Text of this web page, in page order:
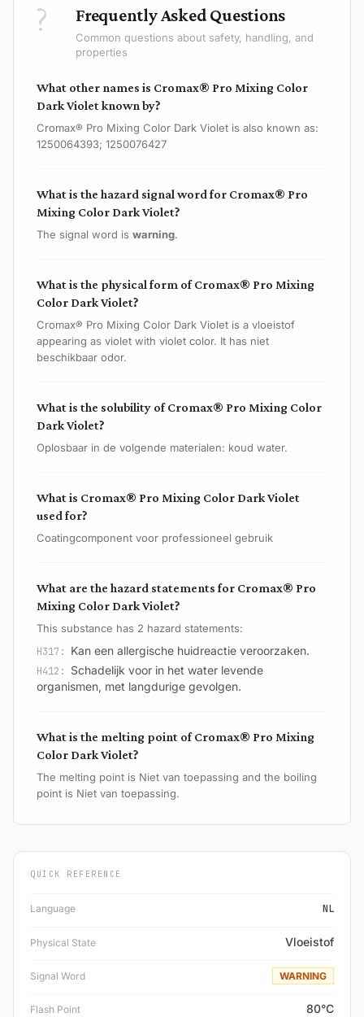
? Frequently Asked Questions
Common questions about safety, handling, and
properties
What other names is Cromax® Pro Mixing Color
Dark Violet known by?
Cromax® Pro Mixing Color Dark Violet is also known as:
1250064393; 1250076427
What is the hazard signal word for Cromax® Pro
Mixing Color Dark Violet?
The signal word is warning.
What is the physical form of Cromax® Pro Mixing
Color Dark Violet?
Cromax® Pro Mixing Color Dark Violet is a vloeistof
appearing as violet with violet color. It has niet
beschikbaar odor.
What is the solubility of Cromax® Pro Mixing Color
Dark Violet?
Oplosbaar in de volgende materialen: koud water.
What is Cromax® Pro Mixing Color Dark Violet
used for?
Coatingcomponent voor professioneel gebruik
What are the hazard statements for Cromax® Pro
Mixing Color Dark Violet?
This substance has 2 hazard statements:
H317: Kan een allergische huidreactie veroorzaken.
H412: Schadelijk voor in het water levende
organismen, met langdurige gevolgen.
What is the melting point of Cromax® Pro Mixing
Color Dark Violet?
The melting point is Niet van toepassing and the boiling
point is Niet van toepassing.
QUICK REFERENCE
Language NL
Physical State Vloeistof
Signal Word WARNING
Flash Point 80°C